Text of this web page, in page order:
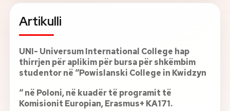
Lajme
Kontakti
GJUHA
Kërko info
HYR
Artikulli
UNI- Universum International College hap
thirrjen për aplikim për bursa për shkëmbim
studentor në “Powislanski College in Kwidzyn
“në Poloni, në kuadër të programit të
Komisionit Europian, Erasmus+ KA171.